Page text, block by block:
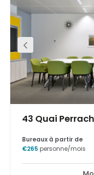
contemporain et des
réserver. Le bâtiment
Gerland, qui accueille
donc l'endroit idéal
clients et des
Regus Lyon Gerland
transports en
Lyon Perrache et la
Envie de changer de
quartier d’affaires
le musée d'histoire
43 Quai
Bureaux à partir de
€265 personne/mois